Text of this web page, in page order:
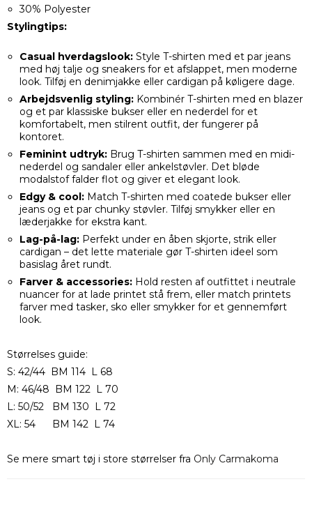
30% Polyester
Stylingtips:
Casual hverdagslook:Style T-shirten med et par jeans
med høj talje og sneakers for et afslappet, men moderne
look. Tilføj en denimjakke eller cardigan på køligere dage.
Arbejdsvenlig styling:Kombinér T-shirten med en blazer
og et par klassiske bukser eller en nederdel for et
komfortabelt, men stilrent outfit, der fungerer på
kontoret.
Feminint udtryk:Brug T-shirten sammen med en midi-
nederdel og sandaler eller ankelstøvler. Det bløde
modalstof falder flot og giver et elegant look.
Edgy & cool:Match T-shirten med coatede bukser eller
jeans og et par chunky støvler. Tilføj smykker eller en
læderjakke for ekstra kant.
Lag-på-lag:Perfekt under en åben skjorte, strik eller
cardigan – det lette materiale gør T-shirten ideel som
basislag året rundt.
Farver & accessories:Hold resten af outfittet i neutrale
nuancer for at lade printet stå frem, eller match printets
farver med tasker, sko eller smykker for et gennemført
look.
Størrelses guide:
S: 42/44 BM 114 L 68
M: 46/48 BM 122 L 70
L: 50/52 BM 130 L 72
XL: 54 BM 142 L 74
Se mere smart tøj i store størrelser fra Only Carmakoma